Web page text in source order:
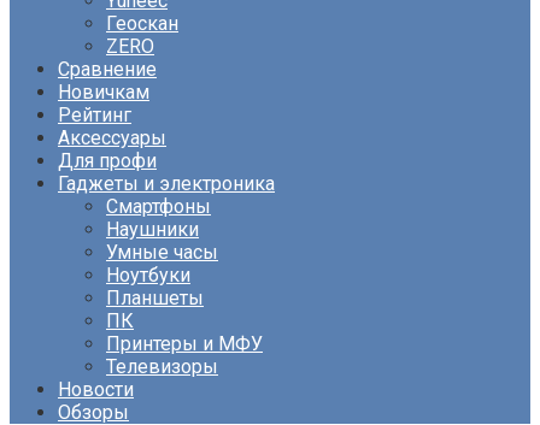
Геоскан
ZERO
Сравнение
Новичкам
Рейтинг
Аксессуары
Для профи
Гаджеты и электроника
Смартфоны
Наушники
Умные часы
Ноутбуки
Планшеты
ПК
Принтеры и МФУ
Телевизоры
Новости
Обзоры